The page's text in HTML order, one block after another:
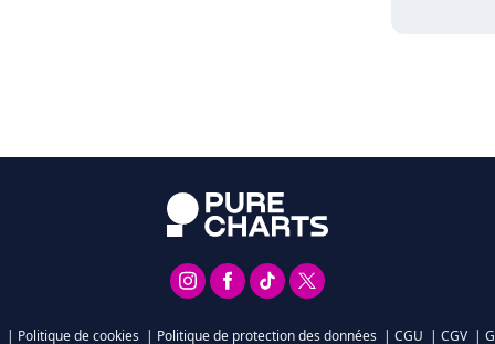
| Politique de cookies | Politique de protection des données | CGU | CGV |